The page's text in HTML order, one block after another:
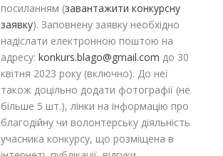
посиланням (завантажити конкурсну
заявку). Заповнену заявку необхідно
надіслати електронною поштою на
адресу: konkurs.blago@gmail.com до 30
квітня 2023 року (включно). До неї
також доцільно додати фотографії (не
більше 5 шт.), лінки на інформацію про
благодійну чи волонтерську діяльність
учасника конкурсу, що розміщена в